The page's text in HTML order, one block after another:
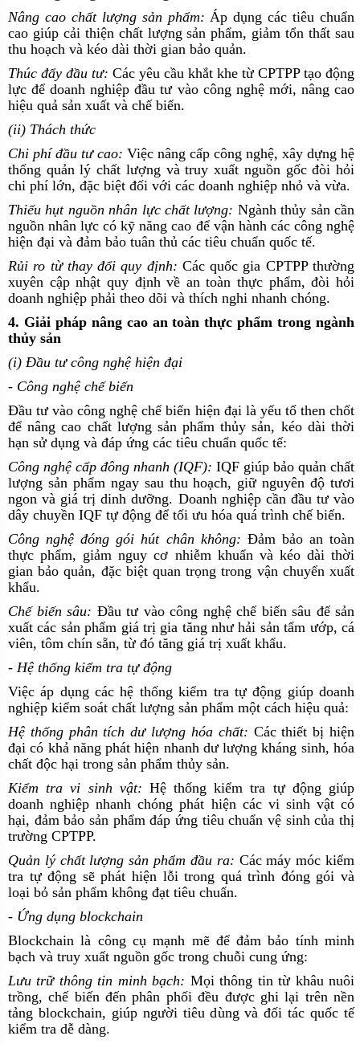
Nâng cao chất lượng sản phẩm:Áp dụng các tiêu chuẩn
cao giúp cải thiện chất lượng sản phẩm, giảm tổn thất sau
thu hoạch và kéo dài thời gian bảo quản.
Thúc đẩy đầu tư: Các yêu cầu khắt khe từ CPTPP tạo động
lực để doanh nghiệp đầu tư vào công nghệ mới, nâng cao
hiệu quả sản xuất và chế biến.
(ii) Thách thức
Chi phí đầu tư cao: Việc nâng cấp công nghệ, xây dựng hệ
thống quản lý chất lượng và truy xuất nguồn gốc đòi hỏi
chi phí lớn, đặc biệt đối với các doanh nghiệp nhỏ và vừa.
Thiếu hụt nguồn nhân lực chất lượng: Ngành thủy sản cần
nguồn nhân lực có kỹ năng cao để vận hành các công nghệ
hiện đại và đảm bảo tuân thủ các tiêu chuẩn quốc tế.
Rủi ro từ thay đổi quy định: Các quốc gia CPTPP thường
xuyên cập nhật quy định về an toàn thực phẩm, đòi hỏi
doanh nghiệp phải theo dõi và thích nghi nhanh chóng.
4. Giải pháp nâng cao an toàn thực phẩm trong ngành
thủy sản
(i) Đầu tư công nghệ hiện đại
- Công nghệ chế biến
Đầu tư vào công nghệ chế biến hiện đại là yếu tố then chốt
để nâng cao chất lượng sản phẩm thủy sản, kéo dài thời
hạn sử dụng và đáp ứng các tiêu chuẩn quốc tế:
Công nghệ cấp đông nhanh (IQF): IQF giúp bảo quản chất
lượng sản phẩm ngay sau thu hoạch, giữ nguyên độ tươi
ngon và giá trị dinh dưỡng. Doanh nghiệp cần đầu tư vào
dây chuyền IQF tự động để tối ưu hóa quá trình chế biến.
Công nghệ đóng gói hút chân không: Đảm bảo an toàn
thực phẩm, giảm nguy cơ nhiễm khuẩn và kéo dài thời
gian bảo quản, đặc biệt quan trọng trong vận chuyển xuất
khẩu.
Chế biến sâu: Đầu tư vào công nghệ chế biến sâu để sản
xuất các sản phẩm giá trị gia tăng như hải sản tẩm ướp, cá
viên, tôm chín sẵn, từ đó tăng giá trị xuất khẩu.
- Hệ thống kiểm tra tự động
Việc áp dụng các hệ thống kiểm tra tự động giúp doanh
nghiệp kiểm soát chất lượng sản phẩm một cách hiệu quả:
Hệ thống phân tích dư lượng hóa chất: Các thiết bị hiện
đại có khả năng phát hiện nhanh dư lượng kháng sinh, hóa
chất độc hại trong sản phẩm thủy sản.
Kiểm tra vi sinh vật: Hệ thống kiểm tra tự động giúp
doanh nghiệp nhanh chóng phát hiện các vi sinh vật có
hại, đảm bảo sản phẩm đáp ứng tiêu chuẩn vệ sinh của thị
trường CPTPP.
Quản lý chất lượng sản phẩm đầu ra: Các máy móc kiểm
tra tự động sẽ phát hiện lỗi trong quá trình đóng gói và
loại bỏ sản phẩm không đạt tiêu chuẩn.
- Ứng dụng blockchain
Blockchain là công cụ mạnh mẽ để đảm bảo tính minh
bạch và truy xuất nguồn gốc trong chuỗi cung ứng:
Lưu trữ thông tin minh bạch: Mọi thông tin từ khâu nuôi
trồng, chế biến đến phân phối đều được ghi lại trên nền
tảng blockchain, giúp người tiêu dùng và đối tác quốc tế
kiểm tra dễ dàng.